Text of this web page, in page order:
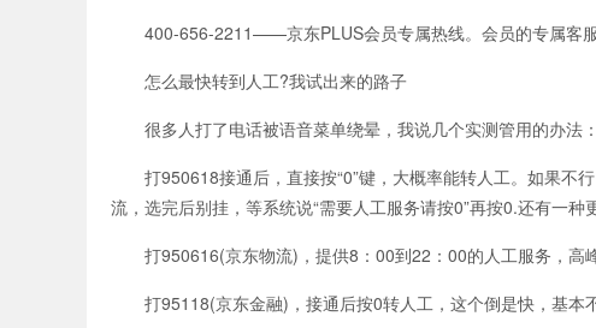
400-656-2211——京东PLUS会员专属热线。会员的专属客服
怎么最快转到人工?我试出来的路子
很多人打了电话被语音菜单绕晕，我说几个实测管用的办法：
打950618接通后，直接按“0”键，大概率能转人工。如果不
流，选完后别挂，等系统说“需要人工服务请按0”再按0.还有一
打950616(京东物流)，提供8：00到22：00的人工服务，高
打95118(京东金融)，接通后按0转人工，这个倒是快，基本不